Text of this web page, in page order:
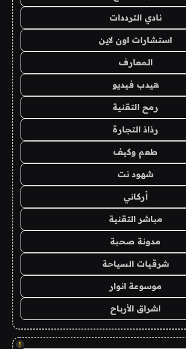
نادي الترددات
استشارات اون لاين
المعارف
هيدب فيديو
رمح التقنية
رذاذ التجارة
طعم وكيف
شهود نت
أركاني
مباشر التقنية
مدونة صحبة
شرقيات السياحة
موسوعة انوار
اشراق الأرباح
!